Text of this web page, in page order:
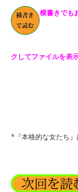
横書きでも
クしてファイルを表
*『本格的な女たち』